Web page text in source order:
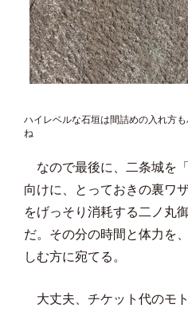
ハイレベルな石垣は間詰めの入れ方
ね
なので最後に、二条城を
向けに、とっておきの裏ワ
をげっそり消耗する二ノ丸
だ。その分の時間と体力を
しむ方に宛てる。
大丈夫、チケット代のモ